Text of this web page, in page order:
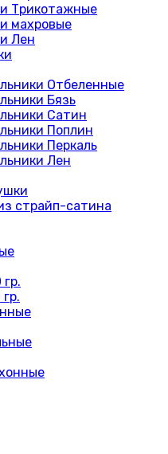
Трикотажные
махровые
Лен
Отбеленные
Бязь
Сатин
Поплин
Перкаль
Лен
страйп-сатина